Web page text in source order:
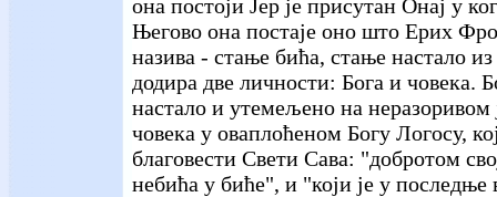
она постоји Јер је присутан Онај у
Његово она постаје оно што Ерих
назива - стање бића, стање настало
додира две личности: Бога и човека.
настало и утемељено на неразоривом
човека у оваплоћеном Богу Логосу,
благовести Свети Сава: "добротом
небића у биће", и "који је у